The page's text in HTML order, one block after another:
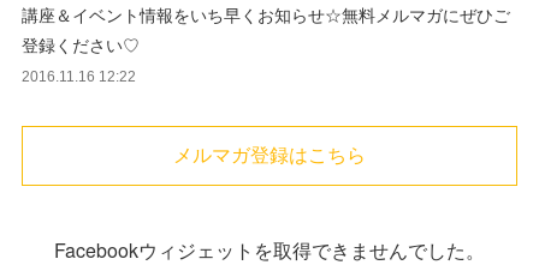
講座＆イベント情報をいち早くお知らせ☆無料メルマガにぜひご
登録ください♡
2016.11.16 12:22
メルマガ登録はこちら
Facebookウィジェットを取得できませんでした。